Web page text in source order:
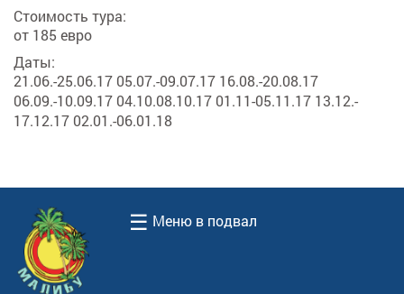
Стоимость тура:
от 185 евро
Даты:
21.06.-25.06.17 05.07.-09.07.17 16.08.-20.08.17
06.09.-10.09.17 04.10.08.10.17 01.11-05.11.17 13.12.-
17.12.17 02.01.-06.01.18
☰ Меню в подвал